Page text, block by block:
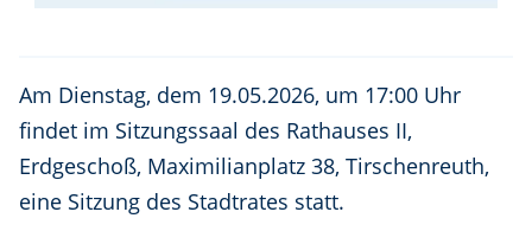
Am Dienstag, dem 19.05.2026, um 17:00 Uhr
findet im Sitzungssaal des Rathauses II,
Erdgeschoß, Maximilianplatz 38, Tirschenreuth,
eine Sitzung des Stadtrates statt.